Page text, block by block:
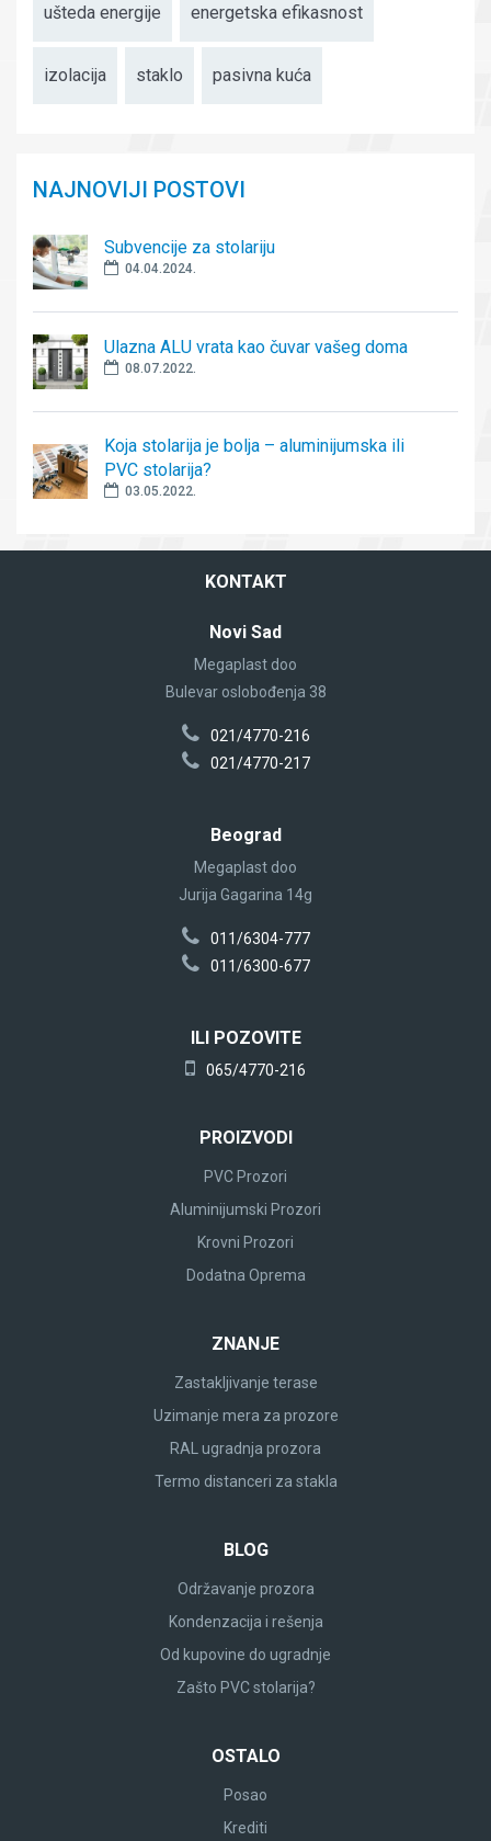
ušteda energije energetska efikasnost
izolacija staklo pasivna kuća
NAJNOVIJI POSTOVI
Subvencije za stolariju
04.04.2024.
Ulazna ALU vrata kao čuvar vašeg doma
08.07.2022.
Koja stolarija je bolja – aluminijumska ili
PVC stolarija?
03.05.2022.
KONTAKT
Novi Sad
Megaplast doo
Bulevar oslobođenja 38
021/4770-216
021/4770-217
Beograd
Megaplast doo
Jurija Gagarina 14g
011/6304-777
011/6300-677
ILI POZOVITE
065/4770-216
PROIZVODI
PVC Prozori
Aluminijumski Prozori
Krovni Prozori
Dodatna Oprema
ZNANJE
Zastakljivanje terase
Uzimanje mera za prozore
RAL ugradnja prozora
Termo distanceri za stakla
BLOG
Održavanje prozora
Kondenzacija i rešenja
Od kupovine do ugradnje
Zašto PVC stolarija?
OSTALO
Posao
Krediti